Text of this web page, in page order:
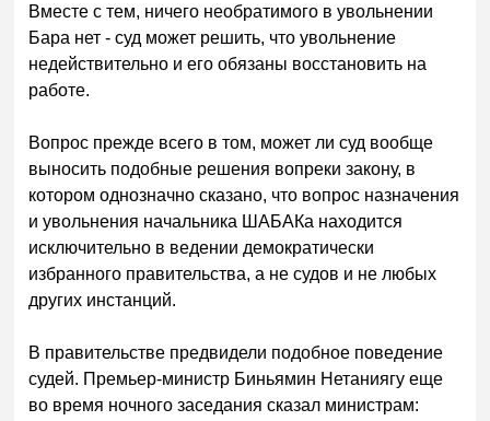
Вместе с тем, ничего необратимого в увольнении
Бара нет - суд может решить, что увольнение
недействительно и его обязаны восстановить на
работе.
Вопрос прежде всего в том, может ли суд вообще
выносить подобные решения вопреки закону, в
котором однозначно сказано, что вопрос назначения
и увольнения начальника ШАБАКа находится
исключительно в ведении демократически
избранного правительства, а не судов и не любых
других инстанций.
В правительстве предвидели подобное поведение
судей. Премьер-министр Биньямин Нетаниягу еще
во время ночного заседания сказал министрам: